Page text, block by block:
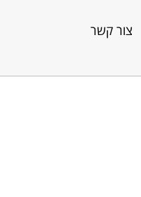
צור קשר